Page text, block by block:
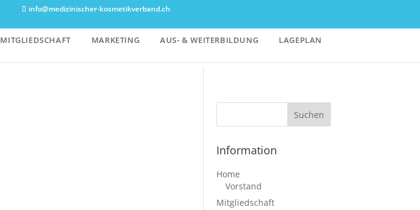
info@medizinischer-kosmetikverband.ch
MITGLIEDSCHAFT MARKETING AUS- & WEITERBILDUNG LAGEPLAN
Information
Home
Vorstand
Mitgliedschaft